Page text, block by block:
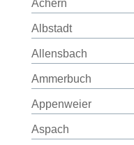
Achern
Albstadt
Allensbach
Ammerbuch
Appenweier
Aspach